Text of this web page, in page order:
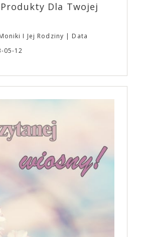
Dla Twojej
I Jej Rodziny
Data
05-12